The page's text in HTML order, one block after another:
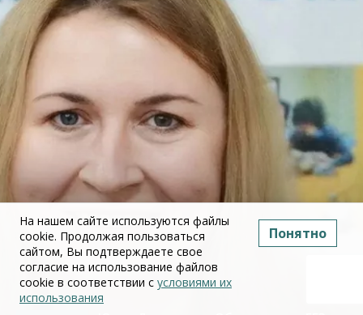
На нашем сайте используются файлы
cookie. Продолжая пользоваться
сайтом, Вы подтверждаете свое
согласие на использование файлов
cookie в соответствии с условиями их
использования
Понятно